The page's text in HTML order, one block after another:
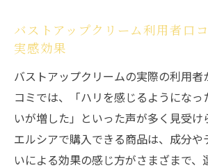
バストアップクリーム利用者口
実感効果
バストアップクリームの実際の利用者
コミでは、「ハリを感じるようになっ
いが増した」といった声が多く見受け
エルシアで購入できる商品は、成分や
いによる効果の感じ方がさまざまで、